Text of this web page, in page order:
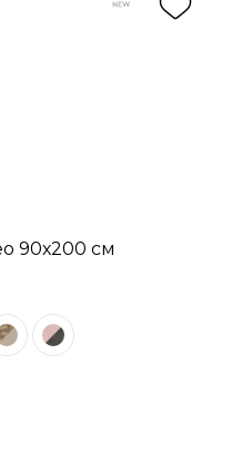
90х200 см